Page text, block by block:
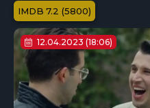
7.2 (5800)
12.04.2023 (18:06)